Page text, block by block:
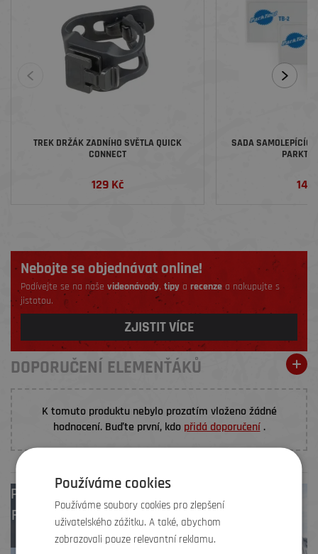
TREK DRŽÁK ZADNÍHO SVĚTLA QUICK
CONNECT
129 Kč
SADA
149
Nebojte se objednávat online!
Podívejte se na naše videonávody,tipy a recenzea nakupujte s
jistotou.
ZJISTIT VÍCE
DOPORUČENÍ ELEMENŤÁKŮ
K tomuto produktu nebylo prozatím vloženo žádné
hodnocení. Buďte první, kdo přidá doporučení.
ProdejnyBrno,
Frýdek-Místek,
Zlín
Používáme cookies
Používáme soubory cookies pro zlepšení
uživatelského zážitku. A také, abychom
zobrazovali pouze relevantní reklamu.